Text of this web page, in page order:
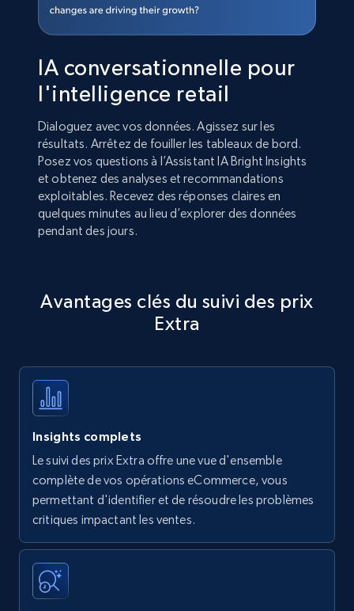
IA conversationnelle pour
l'intelligence retail
Dialoguez avec vos données. Agissez sur les
résultats. Arrêtez de fouiller les tableaux de bord.
Posez vos questions à l’Assistant IA Bright Insights
et obtenez des analyses et recommandations
exploitables. Recevez des réponses claires en
quelques minutes au lieu d’explorer des données
pendant des jours.
Avantages clés du suivi des prix
Extra
Insights complets
Le suivi des prix Extra offre une vue d'ensemble
complète de vos opérations eCommerce, vous
permettant d'identifier et de résoudre les problèmes
critiques impactant les ventes.